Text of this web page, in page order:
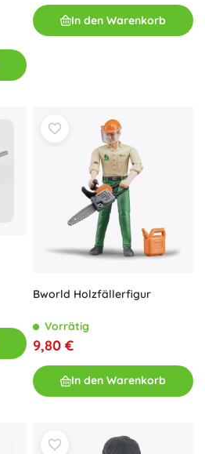
In den Warenkorb
Bworld Holzfällerfigur
Vorrätig
9,80 €
In den Warenkorb